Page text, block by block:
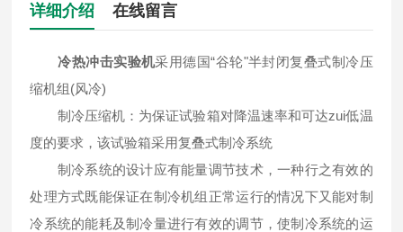
详细介绍 在线留言
冷热冲击实验机采用德国“谷轮"半封闭复叠式制冷压
缩机组(风冷)
制冷压缩机：为保证试验箱对降温速率和可达zui低温
度的要求，该试验箱采用复叠式制冷系统
制冷系统的设计应有能量调节技术，一种行之有效的
处理方式既能保证在制冷机组正常运行的情况下又能对制
冷系统的能耗及制冷量进行有效的调节，使制冷系统的运